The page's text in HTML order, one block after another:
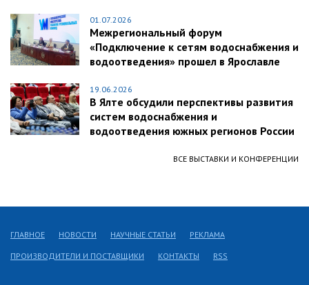
01.07.2026
Межрегиональный форум
«Подключение к сетям водоснабжения и
водоотведения» прошел в Ярославле
19.06.2026
В Ялте обсудили перспективы развития
систем водоснабжения и
водоотведения южных регионов России
ВСЕ ВЫСТАВКИ И КОНФЕРЕНЦИИ
ГЛАВНОЕ НОВОСТИ НАУЧНЫЕ СТАТЬИ РЕКЛАМА
ПРОИЗВОДИТЕЛИ И ПОСТАВЩИКИ КОНТАКТЫ RSS